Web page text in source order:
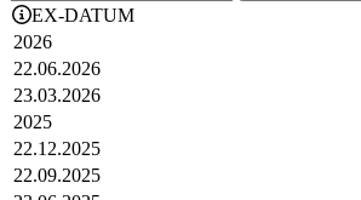
EX-DATUM
2026
22.06.2026
23.03.2026
2025
22.12.2025
22.09.2025